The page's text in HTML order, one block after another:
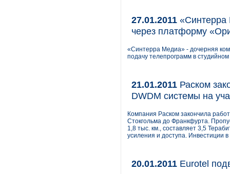
27.01.2011 «Синтерра
через платформу
«Синтерра Медиа» - дочерняя
подачу телепрограмм в
21.01.2011 Раском
DWDM системы на
Компания Раском закончила
Стокгольма до Франкфурта.
1,8 тыс. км., составляет 3,5
усиления и доступа. Инвестиции
20.01.2011 Eurotel